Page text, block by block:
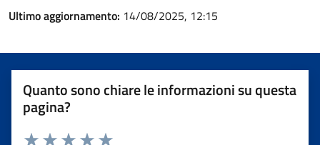
Ultimo aggiornamento: 14/08/2025, 12:15
Quanto sono chiare le informazioni su questa
pagina?